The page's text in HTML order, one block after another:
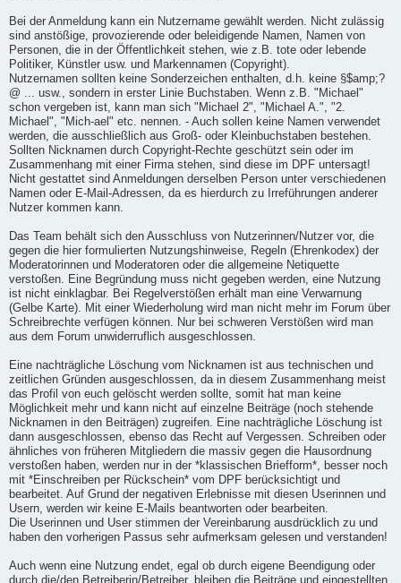
Bei der Anmeldung kann ein Nutzername gewählt werden. Nicht zulässig
sind anstößige, provozierende oder beleidigende Namen, Namen von
Personen, die in der Öffentlichkeit stehen, wie z.B. tote oder lebende
Politiker, Künstler usw. und Markennamen (Copyright).
Nutzernamen sollten keine Sonderzeichen enthalten, d.h. keine §$amp;?
@ ... usw., sondern in erster Linie Buchstaben. Wenn z.B. "Michael"
schon vergeben ist, kann man sich "Michael 2", "Michael A.", "2.
Michael", "Mich-ael" etc. nennen. - Auch sollen keine Namen verwendet
werden, die ausschließlich aus Groß- oder Kleinbuchstaben bestehen.
Sollten Nicknamen durch Copyright-Rechte geschützt sein oder im
Zusammenhang mit einer Firma stehen, sind diese im DPF untersagt!
Nicht gestattet sind Anmeldungen derselben Person unter verschiedenen
Namen oder E-Mail-Adressen, da es hierdurch zu Irreführungen anderer
Nutzer kommen kann.
Das Team behält sich den Ausschluss von Nutzerinnen/Nutzer vor, die
gegen die hier formulierten Nutzungshinweise, Regeln (Ehrenkodex) der
Moderatorinnen und Moderatoren oder die allgemeine Netiquette
verstoßen. Eine Begründung muss nicht gegeben werden, eine Nutzung
ist nicht einklagbar. Bei Regelverstößen erhält man eine Verwarnung
(Gelbe Karte). Mit einer Wiederholung wird man nicht mehr im Forum über
Schreibrechte verfügen können. Nur bei schweren Verstößen wird man
aus dem Forum unwiderruflich ausgeschlossen.
Eine nachträgliche Löschung vom Nicknamen ist aus technischen und
zeitlichen Gründen ausgeschlossen, da in diesem Zusammenhang meist
das Profil von euch gelöscht werden sollte, somit hat man keine
Möglichkeit mehr und kann nicht auf einzelne Beiträge (noch stehende
Nicknamen in den Beiträgen) zugreifen. Eine nachträgliche Löschung ist
dann ausgeschlossen, ebenso das Recht auf Vergessen. Schreiben oder
ähnliches von früheren Mitgliedern die massiv gegen die Hausordnung
verstoßen haben, werden nur in der *klassischen Briefform*, besser noch
mit *Einschreiben per Rückschein* vom DPF berücksichtigt und
bearbeitet. Auf Grund der negativen Erlebnisse mit diesen Userinnen und
Usern, werden wir keine E-Mails beantworten oder bearbeiten.
Die Userinnen und User stimmen der Vereinbarung ausdrücklich zu und
haben den vorherigen Passus sehr aufmerksam gelesen und verstanden!
Auch wenn eine Nutzung endet, egal ob durch eigene Beendigung oder
durch die/den Betreiberin/Betreiber, bleiben die Beiträge und eingestellten